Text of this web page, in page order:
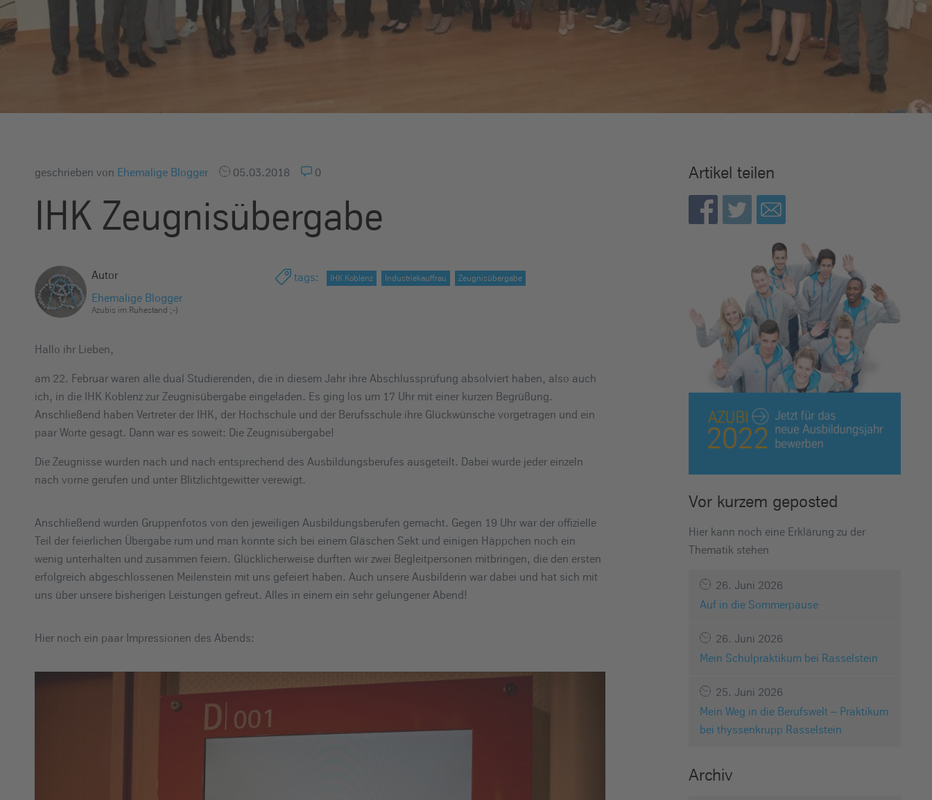
i
geschrieben von Ehemalige Blogger 05.03.2018 0
IHK Zeugnisübergabe
Autor
Ehemalige Blogger
Azubis im Ruhestand ;-)
tags: IHK Koblenz Industriekauffrau Zeugnisübergabe
Hallo ihr Lieben,
am 22. Februar waren alle dual Studierenden, die in diesem Jahr ihre Abschlussprüfung absolviert haben, also auch
ich, in die IHK Koblenz zur Zeugnisübergabe eingeladen. Es ging los um 17 Uhr mit einer kurzen Begrüßung.
Anschließend haben Vertreter der IHK, der Hochschule und der Berufsschule ihre Glückwünsche vorgetragen und ein
paar Worte gesagt. Dann war es soweit: Die Zeugnisübergabe!
Die Zeugnisse wurden nach und nach entsprechend des Ausbildungsberufes ausgeteilt. Dabei wurde jeder einzeln
nach vorne gerufen und unter Blitzlichtgewitter verewigt.
Anschließend wurden Gruppenfotos von den jeweiligen Ausbildungsberufen gemacht. Gegen 19 Uhr war der offizielle
Teil der feierlichen Übergabe rum und man konnte sich bei einem Gläschen Sekt und einigen Häppchen noch ein
wenig unterhalten und zusammen feiern. Glücklicherweise durften wir zwei Begleitpersonen mitbringen, die den ersten
erfolgreich abgeschlossenen Meilenstein mit uns gefeiert haben. Auch unsere Ausbilderin war dabei und hat sich mit
uns über unsere bisherigen Leistungen gefreut. Alles in einem ein sehr gelungener Abend!
Hier noch ein paar Impressionen des Abends:
Artikel teilen
Vor kurzem geposted
Hier kann noch eine Erklärung zu der
Thematik stehen
26. Juni 2026
Auf in die Sommerpause
26. Juni 2026
Mein Schulpraktikum bei Rasselstein
25. Juni 2026
Mein Weg in die Berufswelt – Praktikum
bei thyssenkrupp Rasselstein
Archiv